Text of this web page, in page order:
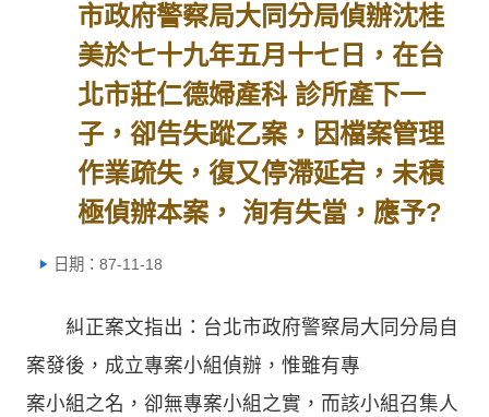
市政府警察局大同分局偵辦沈桂
美於七十九年五月十七日，在台
北市莊仁德婦產科 診所產下一
子，卻告失蹤乙案，因檔案管理
作業疏失，復又停滯延宕，未積
極偵辦本案， 洵有失當，應予?
日期：87-11-18
糾正案文指出：台北市政府警察局大同分局自
案發後，成立專案小組偵辦，惟雖有專
案小組之名，卻無專案小組之實，而該小組召集人